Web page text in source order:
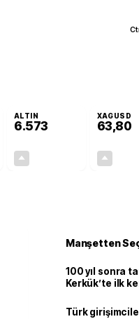
ALTIN
6.573
XAGUSD
63,80
Manşetten
100 yıl sonra
Kerkük’te ilk
Türk